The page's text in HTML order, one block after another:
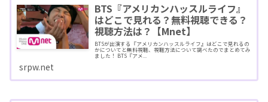
BTS『アメリカンハッスルライフ』
はどこで見れる？無料視聴できる？
視聴方法は？【Mnet】
BTSが出演する『アメリカンハッスルライフ』はどこで見れるの
かについてと無料視聴、視聴方法について調べたのでまとめてみ
ました！ BTS『アメ...
srpw.net